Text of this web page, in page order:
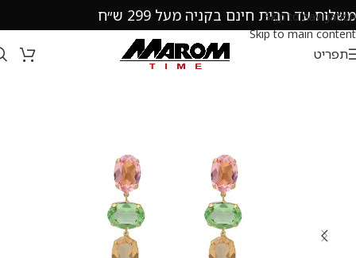
Skip to navigation
Skip to main content
משלוח עד הבית חינם בקניה מעל 299 ש״ח
תפריט